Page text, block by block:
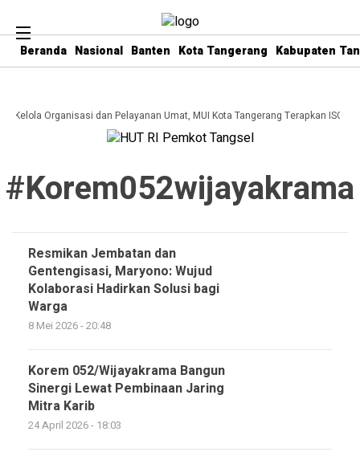
Beranda Nasional Banten Kota Tangerang Kabupaten
Kelola Organisasi dan Pelayanan Umat, MUI Kota Tangerang Terapkan ISO
#korem052wijayakrama
Resmikan Jembatan dan
Gentengisasi, Maryono: Wujud
Kolaborasi Hadirkan Solusi bagi
Warga
8 Mei 2026 - 20:48
Korem 052/Wijayakrama Bangun
Sinergi Lewat Pembinaan Jaring
Mitra Karib
24 April 2026 - 18:03